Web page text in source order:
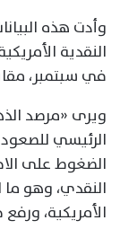
وأدت هذه
النقدية
في سبتمبر،
ويرى «مرصد
الرئيسي
الضغوط على
النقدي، وهو ما
الأمريكية،